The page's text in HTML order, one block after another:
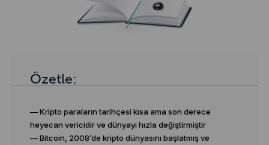
Özetle:
— Kripto paraların tarihçesi kısa ama son derece
heyecan vericidir ve dünyayı hızla değiştirmiştir
— Bitcoin, 2008’de kripto dünyasını başlatmış ve